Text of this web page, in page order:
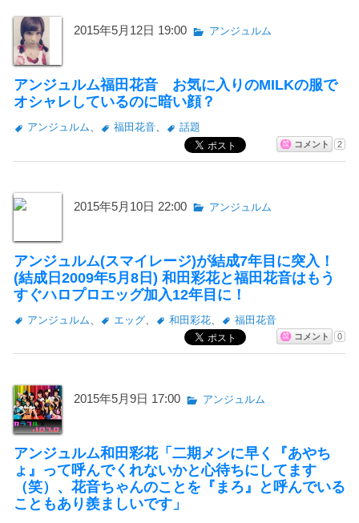
2015年5月12日 19:00 アンジュルム
アンジュルム福田花音 お気に入りのMILKの服で
オシャレしているのに暗い顔？
アンジュルム、 福田花音、 話題
コメント 2
2015年5月10日 22:00 アンジュルム
アンジュルム(スマイレージ)が結成7年目に突入！
(結成日2009年5月8日) 和田彩花と福田花音はもう
すぐハロプロエッグ加入12年目に！
アンジュルム エッグ、 和田彩花、 福田花音
コメント 0
2015年5月9日 17:00 アンジュルム
アンジュルム和田彩花「二期メンに早く『あやち
ょ』って呼んでくれないかと心待ちにしてます
（笑）、花音ちゃんのことを『まろ』と呼んでいる
こともあり羨ましいです」